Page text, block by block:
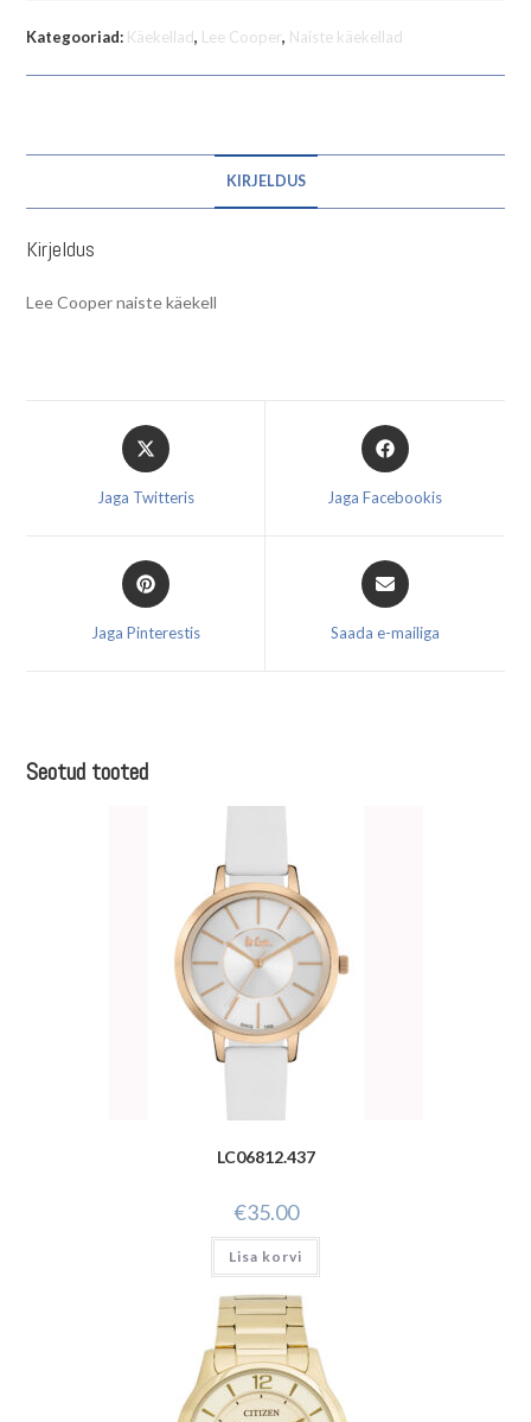
Kategooriad: Käekellad, Lee Cooper, Naiste käekellad
KIRJELDUS
Kirjeldus
Lee Cooper naiste käekell
Opens
in
new
Jaga Twitteris
Opens
in
Jaga Facebookis
Opens
in
Jaga Pinterestis
Opens
in
Saada e-mailiga
Seotud tooted
LC06812.437
€35.00
Lisa korvi